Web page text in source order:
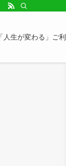
「人生が変わる」ご